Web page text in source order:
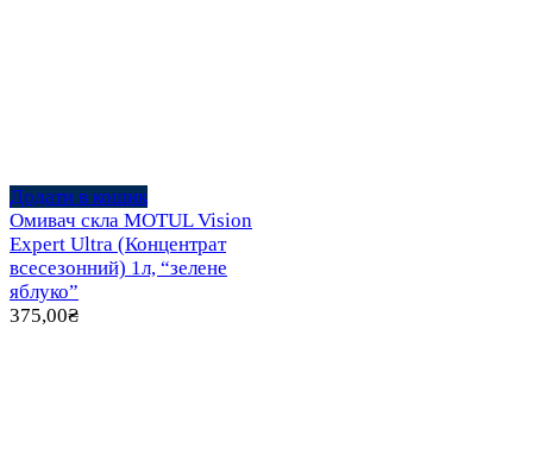
Додати в кошик
Омивач скла MOTUL Vision
Expert Ultra (Концентрат
всесезонний) 1л, “зелене
яблуко”
375,00₴